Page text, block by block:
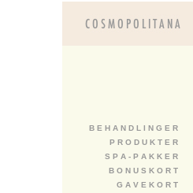
B E H A N D L I N G E R
P R O D U K T E R
S P A - P A K K E R
B O N U S K O R T
G A V E K O R T